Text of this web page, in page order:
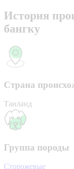
История
бангку
Страна
Таиланд
Группа породы
Сторожевые